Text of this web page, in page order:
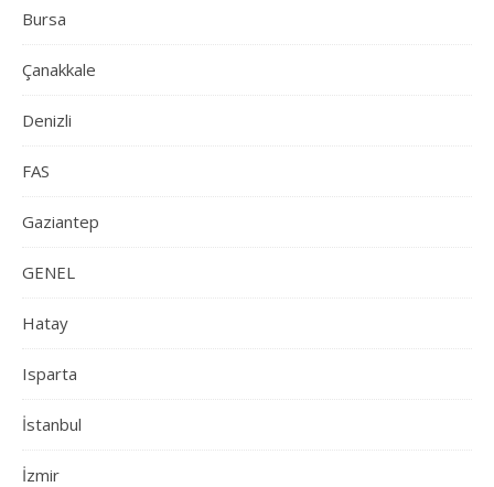
Bursa
Çanakkale
Denizli
FAS
Gaziantep
GENEL
Hatay
Isparta
İstanbul
İzmir